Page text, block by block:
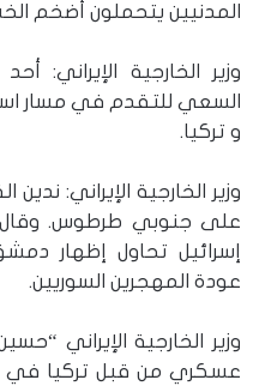
المدنيين يتحملون أضخم
وزير الخارجية
السعي للتقدم في مسار
و تركيا.
وزير الخارجية الإيراني:
على جنوبي طرطوس. وقال
إسرائيل تحاول إظهار
عودة المهجرين السوريين.
وزير الخارجية الإيراني
عسكري من قبل تركيا في